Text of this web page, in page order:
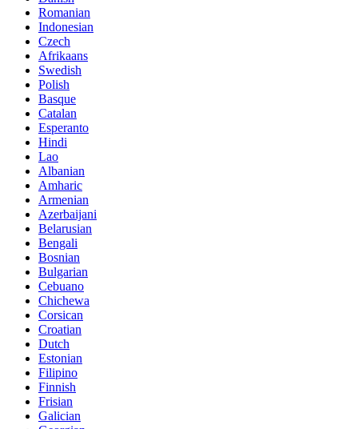
Romanian
Indonesian
Czech
Afrikaans
Swedish
Polish
Basque
Catalan
Esperanto
Hindi
Lao
Albanian
Amharic
Armenian
Azerbaijani
Belarusian
Bengali
Bosnian
Bulgarian
Cebuano
Chichewa
Corsican
Croatian
Dutch
Estonian
Filipino
Finnish
Frisian
Galician